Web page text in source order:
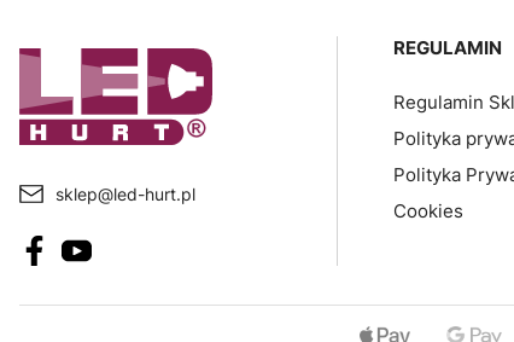
sklep@led-hurt.pl
Linki w
REGULAMIN
Regulamin
Polityka
Polityka
Cookies